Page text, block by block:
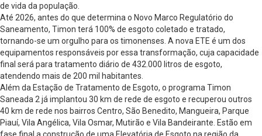
de vida da população.
Até 2026, antes do que determina o Novo Marco Regulatório do
Saneamento, Timon terá 100% de esgoto coletado e tratado,
tornando-se um orgulho para os timonenses. A nova ETE é um dos
equipamentos responsáveis por essa transformação, cuja capacidade
final será para tratamento diário de 432.000 litros de esgoto,
atendendo mais de 200 mil habitantes.
Além da Estação de Tratamento de Esgoto, o programa Timon
Saneada 2 já implantou 30 km de rede de esgoto e recuperou outros
40 km de rede nos bairros Centro, São Benedito, Mangueira, Parque
Piauí, Vila Angélica, Vila Osmar, Mutirão e Vila Bandeirante. Estão em